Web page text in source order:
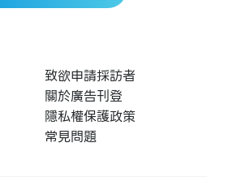
致欲申請採訪者
關於廣告刊登
隱私權保護政策
常見問題